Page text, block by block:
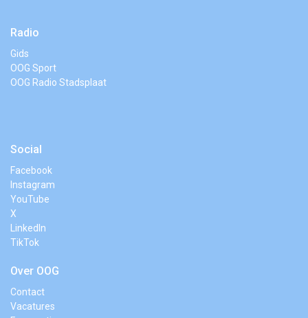
Radio
Gids
OOG Sport
OOG Radio Stadsplaat
Social
Facebook
Instagram
YouTube
X
LinkedIn
TikTok
Over OOG
Contact
Vacatures